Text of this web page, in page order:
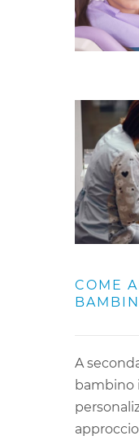
COME
A
bambino